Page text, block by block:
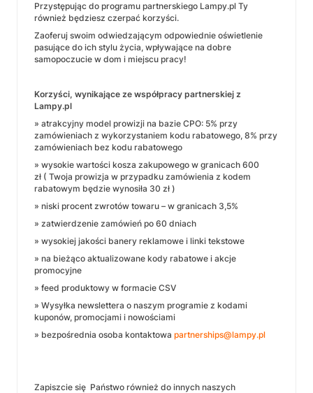
Przystępując do programu partnerskiego Lampy.pl Ty
również będziesz czerpać korzyści.
Zaoferuj swoim odwiedzającym odpowiednie oświetlenie
pasujące do ich stylu życia, wpływające na dobre
samopoczucie w dom i miejscu pracy!
Korzyści, wynikające ze współpracy partnerskiej z
Lampy.pl
» atrakcyjny model prowizji na bazie CPO: 5% przy
zamówieniach z wykorzystaniem kodu rabatowego, 8% przy
zamówieniach bez kodu rabatowego
» wysokie wartości kosza zakupowego w granicach 600
zł ( Twoja prowizja w przypadku zamówienia z kodem
rabatowym będzie wynosiła 30 zł )
» niski procent zwrotów towaru – w granicach 3,5%
» zatwierdzenie zamówień po 60 dniach
» wysokiej jakości banery reklamowe i linki tekstowe
» na bieżąco aktualizowane kody rabatowe i akcje
promocyjne
» feed produktowy w formacie CSV
» Wysyłka newslettera o naszym programie z kodami
kuponów, promocjami i nowościami
» bezpośrednia osoba kontaktowa partnerships@lampy.pl
Zapiszcie się Państwo również do innych naszych